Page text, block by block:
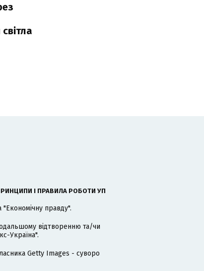
І ПРАВИЛА РОБОТИ УП
правду".
відтворенню та/чи
Україна".
Getty Images - суворо